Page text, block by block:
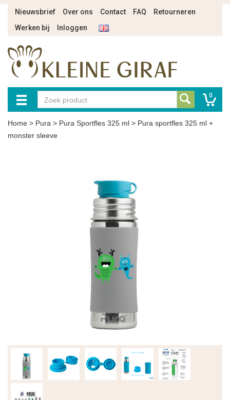
Nieuwsbrief Over ons Contact FAQ
Retourneren
Werken bij
Inloggen
0
Home > Pura > Pura Sportfles 325 ml > Pura sportfles 325 ml +
monster sleeve